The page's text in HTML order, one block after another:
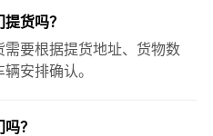
货吗？
需要根据提货地址、货物数
安排确认。
？